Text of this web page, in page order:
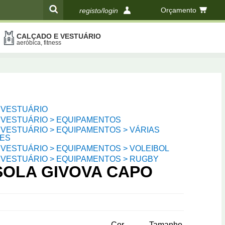
registo/login Orçamento
CALÇADO E VESTUÁRIO
aeróbica, fitness
> EQUIPAMENTOS
> EQUIPAMENTOS > VÁRIAS
> EQUIPAMENTOS > VOLEIBOL
> EQUIPAMENTOS > RUGBY
GIVOVA CAPO